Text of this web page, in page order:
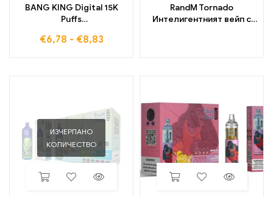
BANG KING Digital 15K
Puffs
електронна цигара за
€6,78 - €8,83
RandM Tornado
Интелигентният вейп с
ИЗЧЕРПАНО
КОЛИЧЕСТВО